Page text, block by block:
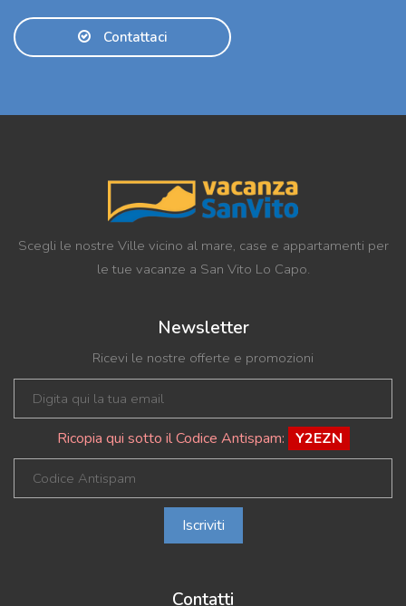
Contattaci
Scegli le nostre Ville vicino al mare, case e appartamenti per
le tue vacanze a San Vito Lo Capo.
Newsletter
Ricevi le nostre offerte e promozioni
Ricopia qui sotto il Codice Antispam: Y2EZN
Iscriviti
Contatti